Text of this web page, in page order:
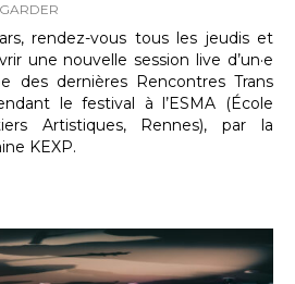
rendez-vous tous les jeudis et
une nouvelle session live d’un·e
des dernières Rencontres Trans
le festival à l’ESMA (École
Artistiques, Rennes), par la
KEXP.